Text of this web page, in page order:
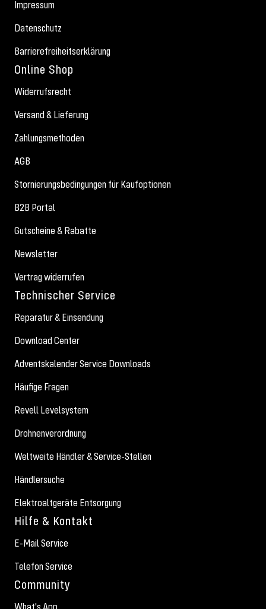
Impressum
Datenschutz
Barrierefreiheitserklärung
Online Shop
Widerrufsrecht
Versand & Lieferung
Zahlungsmethoden
AGB
Stornierungsbedingungen für Kaufoptionen
B2B Portal
Gutscheine & Rabatte
Newsletter
Vertrag widerrufen
Technischer Service
Reparatur & Einsendung
Download Center
Adventskalender Service Downloads
Häufige Fragen
Revell Levelsystem
Drohnenverordnung
Weltweite Händler & Service-Stellen
Händlersuche
Elektroaltgeräte Entsorgung
Hilfe & Kontakt
E-Mail Service
Telefon Service
Community